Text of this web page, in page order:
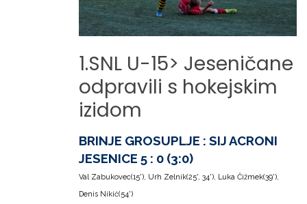
1.SNL U-15> Jeseničane
odpravili s hokejskim
izidom
BRINJE GROSUPLJE : SIJ ACRONI
JESENICE 5 : 0 (3:0)
Val Zabukovec(15'), Urh Zelnik(25', 34'), Luka Čižmek(39'),
Denis Nikić(54')